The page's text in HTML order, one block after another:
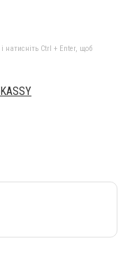
натисніть Ctrl + Enter, щоб